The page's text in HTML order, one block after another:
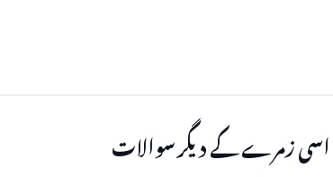
اسی زمرے کے دیگر سوالات